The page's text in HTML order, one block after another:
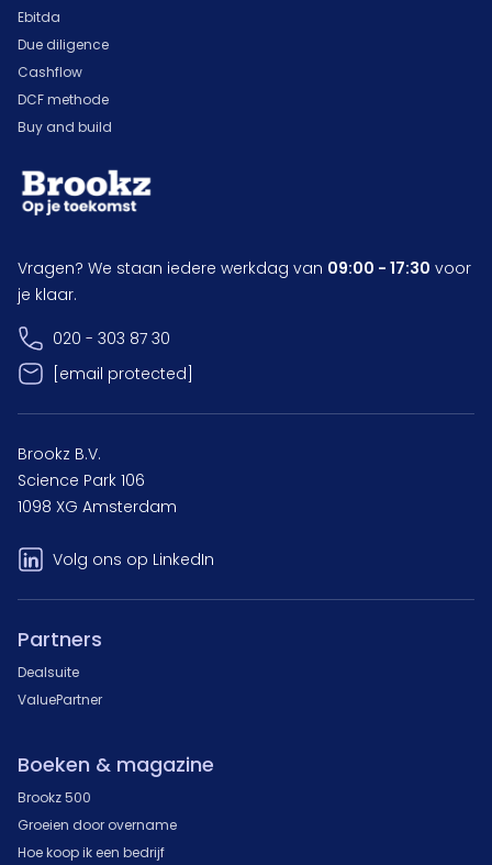
Ebitda
Due diligence
Cashflow
DCF methode
Buy and build
Vragen? We staan iedere werkdag van 09:00 - 17:30 voor
je klaar.
020 - 303 87 30
[email protected]
Brookz B.V.
Science Park 106
1098 XG Amsterdam
Volg ons op LinkedIn
Partners
Dealsuite
ValuePartner
Boeken & magazine
Brookz 500
Groeien door overname
Hoe koop ik een bedrijf